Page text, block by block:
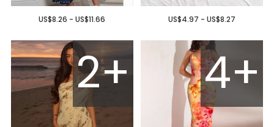
US$8.26 - US$11.66 US$4.97 - US$8.27
2+ 4+